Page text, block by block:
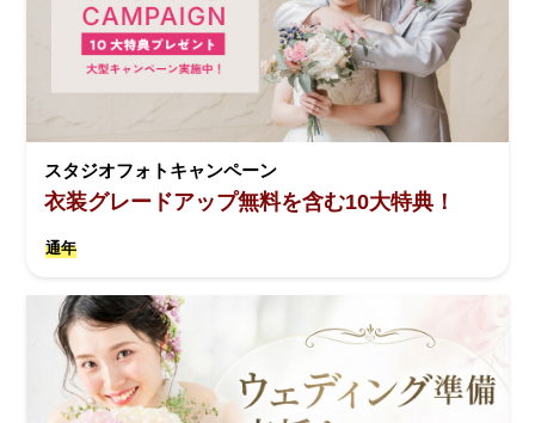
スタジオフォトキャンペーン
衣装グレードアップ無料を含む10大特典！
通年